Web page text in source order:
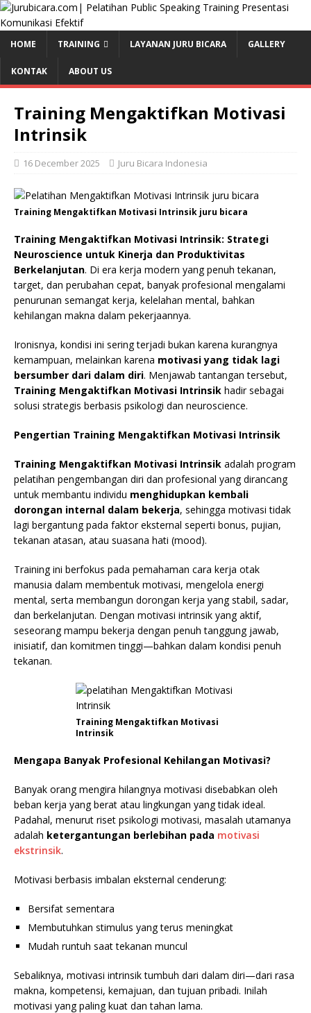
HOME TRAINING LAYANAN JURU BICARA GALLERY
KONTAK ABOUT US
Training Mengaktifkan Motivasi
Intrinsik
16 December 2025 Juru Bicara Indonesia
Training Mengaktifkan Motivasi Intrinsik juru bicara
Training Mengaktifkan Motivasi Intrinsik: Strategi
Neuroscience untuk Kinerja dan Produktivitas
Berkelanjutan. Di era kerja modern yang penuh tekanan,
target, dan perubahan cepat, banyak profesional mengalami
penurunan semangat kerja, kelelahan mental, bahkan
kehilangan makna dalam pekerjaannya.
Ironisnya, kondisi ini sering terjadi bukan karena kurangnya
kemampuan, melainkan karena motivasi yang tidak lagi
bersumber dari dalam diri. Menjawab tantangan tersebut,
Training Mengaktifkan Motivasi Intrinsik hadir sebagai
solusi strategis berbasis psikologi dan neuroscience.
Pengertian Training Mengaktifkan Motivasi Intrinsik
Training Mengaktifkan Motivasi Intrinsik adalah program
pelatihan pengembangan diri dan profesional yang dirancang
untuk membantu individu menghidupkan kembali
dorongan internal dalam bekerja, sehingga motivasi tidak
lagi bergantung pada faktor eksternal seperti bonus, pujian,
tekanan atasan, atau suasana hati (mood).
Training ini berfokus pada pemahaman cara kerja otak
manusia dalam membentuk motivasi, mengelola energi
mental, serta membangun dorongan kerja yang stabil, sadar,
dan berkelanjutan. Dengan motivasi intrinsik yang aktif,
seseorang mampu bekerja dengan penuh tanggung jawab,
inisiatif, dan komitmen tinggi—bahkan dalam kondisi penuh
tekanan.
Training Mengaktifkan Motivasi
Intrinsik
Mengapa Banyak Profesional Kehilangan Motivasi?
Banyak orang mengira hilangnya motivasi disebabkan oleh
beban kerja yang berat atau lingkungan yang tidak ideal.
Padahal, menurut riset psikologi motivasi, masalah utamanya
adalah ketergantungan berlebihan pada motivasi
ekstrinsik.
Motivasi berbasis imbalan eksternal cenderung:
Bersifat sementara
Membutuhkan stimulus yang terus meningkat
Mudah runtuh saat tekanan muncul
Sebaliknya, motivasi intrinsik tumbuh dari dalam diri—dari rasa
makna, kompetensi, kemajuan, dan tujuan pribadi. Inilah
motivasi yang paling kuat dan tahan lama.